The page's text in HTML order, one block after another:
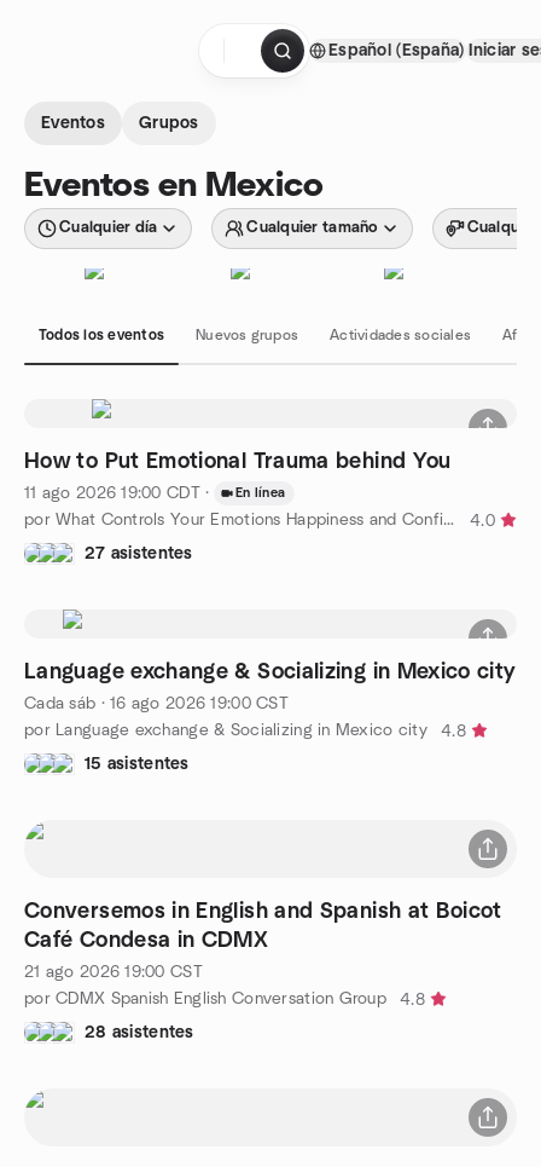
Español (España) Iniciar
Eventos Grupos
Eventos en Mexico
Cualquier día Cualquier tamaño
Todos los eventos Nuevos grupos Actividades sociales
How to Put Emotional Trauma behind You
11 ago 2026 19:00 CDT · En línea
por What Controls Your Emotions Happiness and Confidence
4.0
27 asistentes
Language exchange & Socializing in Mexico city
Cada sáb ·16 ago 2026 19:00 CST
por Language exchange & Socializing in Mexico city
4.8
15 asistentes
Conversemos in English and Spanish at Boicot
Café Condesa in CDMX
21 ago 2026 19:00 CST
por CDMX Spanish English Conversation Group
4.8
28 asistentes